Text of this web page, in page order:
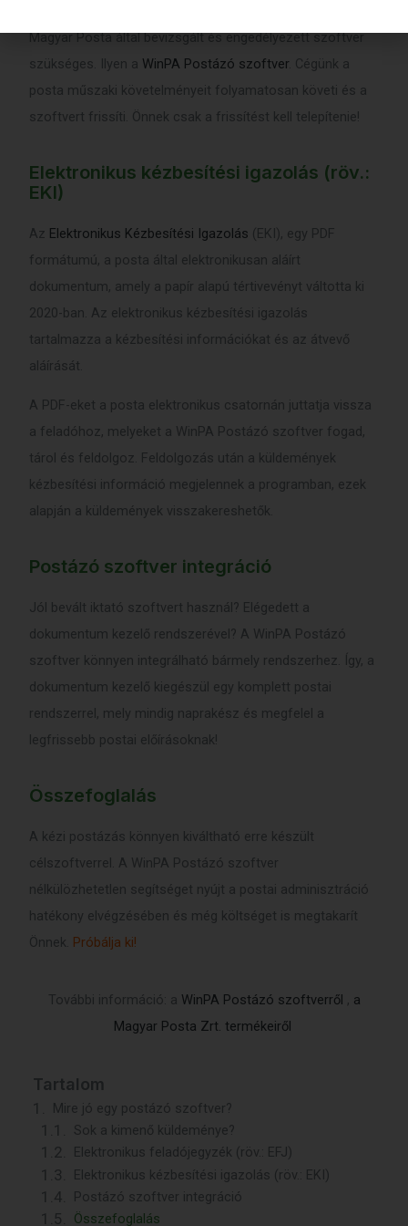
Magyar Posta által bevizsgált és engedélyezett szoftver
szükséges. Ilyen a WinPA Postázó szoftver . Cégünk a
posta műszaki követelményeit folyamatosan követi és a
szoftvert frissíti. Önnek csak a frissítést kell telepítenie!
Elektronikus kézbesítési igazolás (röv.:
EKI)
Az Elektronikus Kézbesítési Igazolás (EKI), egy PDF
formátumú, a posta által elektronikusan aláírt
dokumentum, amely a papír alapú tértivevényt váltotta ki
2020-ban. Az elektronikus kézbesítési igazolás
tartalmazza a kézbesítési információkat és az átvevő
aláírását.
A PDF-eket a posta elektronikus csatornán juttatja vissza
a feladóhoz, melyeket a WinPA Postázó szoftver fogad,
tárol és feldolgoz. Feldolgozás után a küldemények
kézbesítési információ megjelennek a programban, ezek
alapján a küldemények visszakereshetők.
Postázó szoftver integráció
Jól bevált iktató szoftvert használ? Elégedett a
dokumentum kezelő rendszerével? A WinPA Postázó
szoftver könnyen integrálható bármely rendszerhez. Így, a
dokumentum kezelő kiegészül egy komplett postai
rendszerrel, mely mindig naprakész és megfelel a
legfrissebb postai előírásoknak!
Összefoglalás
A kézi postázás könnyen kiváltható erre készült
célszoftverrel. A WinPA Postázó szoftver
nélkülözhetetlen segítséget nyújt a postai adminisztráció
hatékony elvégzésében és még költséget is megtakarít
Önnek. Próbálja ki!
További információ: a WinPA Postázó szoftverről , a
Magyar Posta Zrt. termékeiről
Tartalom
Mire jó egy postázó szoftver?
Sok a kimenő küldeménye?
Elektronikus feladójegyzék (röv.: EFJ)
Elektronikus kézbesítési igazolás (röv.: EKI)
Postázó szoftver integráció
Összefoglalás